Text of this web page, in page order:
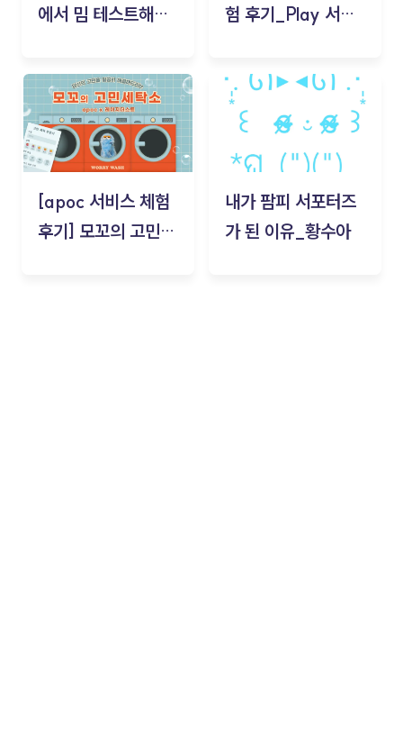
에서 밈 테스트해보
험 후기_Play 서비
김태현
[apoc 서비스 체험
후기] 모꼬의 고민세
내가 팜피 서포터즈
가 된 이유_황수아